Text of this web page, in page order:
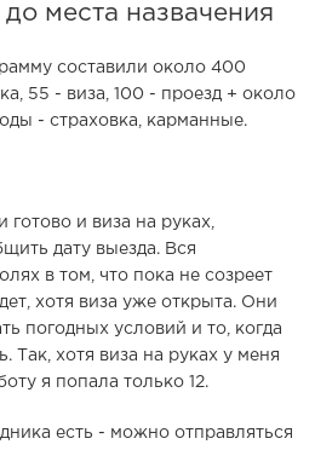
места назвачения
составили около 400
55 - виза, 100 - проезд + около
- страховка, карманные.
готово и виза на руках,
дату выезда. Вся
в том, что пока не созреет
хотя виза уже открыта. Они
погодных условий и то, когда
Так, хотя виза на руках у меня
я попала только 12.
есть - можно отправляться